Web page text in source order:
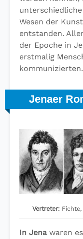
Wesen der
entstanden.
der Epoche in
erstmalig
kommunizierten.
Jenaer
Vertreter:
In Jenawaren